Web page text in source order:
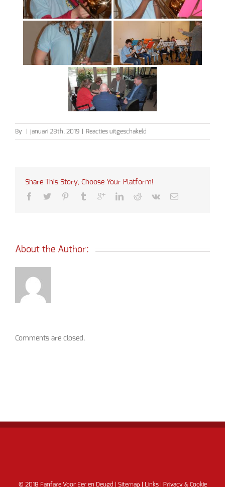
By januari 28th, 2019 Reacties uitgeschakeld
Voorspeelochtend
Share This Story, Choose Your Platform!
About the Author:
Comments are closed.
© 2018 Fanfare Voor Eer en Deugd | Sitemap Links| Privacy & Cookie